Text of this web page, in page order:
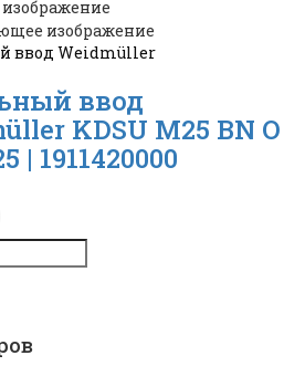
ввод Weidmüller
ввод
KDSU M25 BN O
| 1911420000